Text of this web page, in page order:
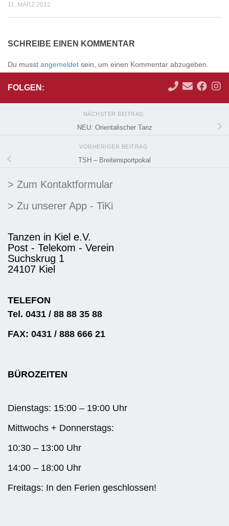
11. MÄRZ 2012
SCHREIBE EINEN KOMMENTAR
Du musst angemeldet sein, um einen Kommentar abzugeben.
FOLGEN:
NÄCHSTER BEITRAG
NEU: Orientalischer Tanz
VORHERIGER BEITRAG
TSH – Breitensportpokal
> Zum Kontaktformular
> Zu unserer App - TiKi
Tanzen in Kiel e.V.
Post - Telekom - Verein
Suchskrug 1
24107 Kiel
TELEFON
Tel. 0431 / 88 88 35 88
FAX: 0431 / 888 666 21
BÜROZEITEN
Dienstags: 15:00 – 19:00 Uhr
Mittwochs + Donnerstags:
10:30 – 13:00 Uhr
14:00 – 18:00 Uhr
Freitags: In den Ferien geschlossen!